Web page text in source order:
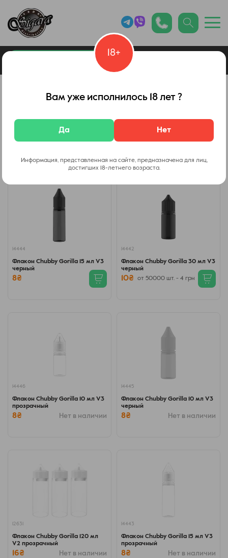
Каталог товаров
Тара и упаковка
14444
Флакон Chubby Gorilla 15 мл V3
черный
8₴
14442
Флакон Chubby Gorilla 30 мл V3
черный
10₴ от 50000 шт. - 4 грн
14446
Флакон Chubby Gorilla 10 мл V3
прозрачный
8₴ Нет в наличии
14445
Флакон Chubby Gorilla 10 мл V3
черный
8₴ Нет в наличии
12631
Флакон Chubby Gorilla 120 мл
V2 прозрачный
16₴ Нет в наличии
14443
Флакон Chubby Gorilla 15 мл V3
прозрачный
8₴ Нет в наличии
18+
Вам уже исполнилось 18 лет ?
Да Нет
Информация, представленная на сайте, предназначена для лиц,
достигших 18-летнего возраста.